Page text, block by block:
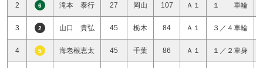
2 6 滝本 泰行 27 岡山 107 Ａ１ １ 車輪
3 2 山口 貴弘 45 栃木 84 Ａ１ ３／４車輪
4 5 海老根恵太 45 千葉 86 Ａ１ １／２車身